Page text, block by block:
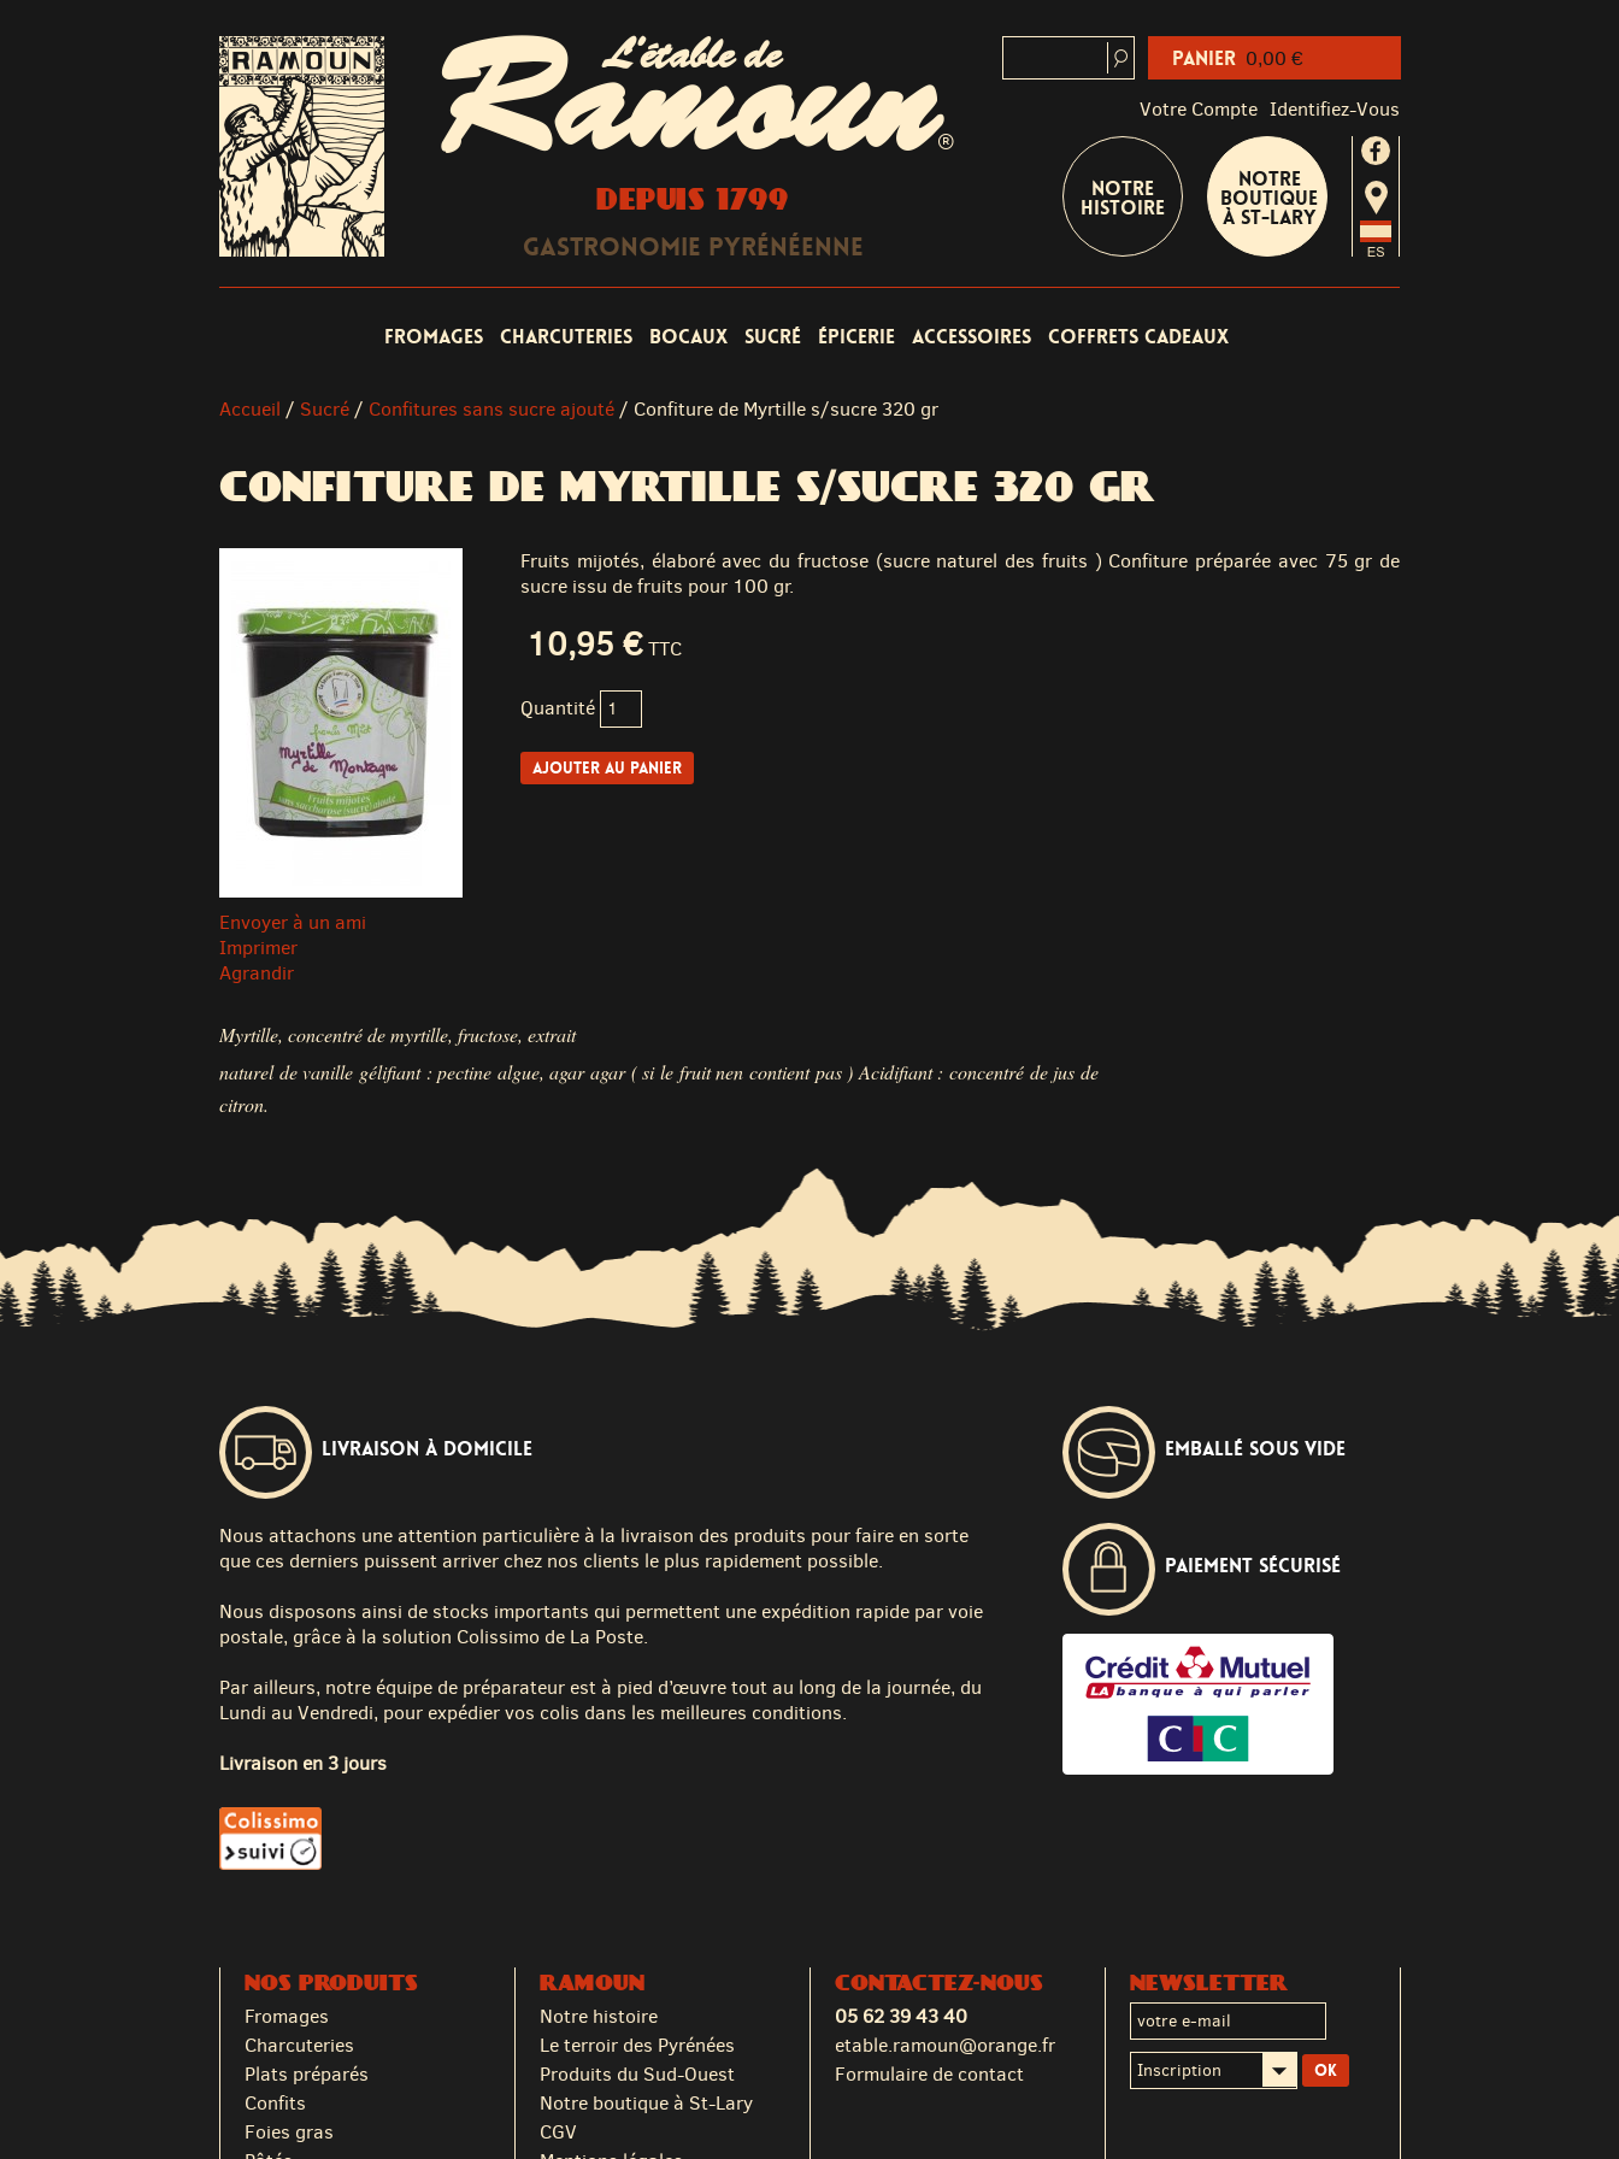
L'étable de
Ramoun®
DEPUIS 1799
Gastronomie Pyrénéenne
Votre Compte Identifiez-Vous
Notre
Histoire
Notre
boutique
à St-Lary
Fromages Charcuteries Bocaux Sucré Épicerie Accessoires Coffrets cadeaux
Accueil / Sucré / Confitures sans sucre ajouté / Confiture de Myrtille s/sucre 320 gr
CONFITURE DE MYRTILLE S/SUCRE 320 GR
Envoyer à un ami
Imprimer
Agrandir
Fruits mijotés, élaboré avec du fructose (sucre naturel des fruits ) Confiture préparée avec 75 gr de
sucre issu de fruits pour 100 gr.
10,95 €TTC
Quantité
Myrtille, concentré de myrtille, fructose, extrait
naturel de vanille gélifiant : pectine algue, agar agar( si le fruit nen contient pas ) Acidifiant : concentré de jus de
citron.
Livraison à domicile
Nous attachons une attention particulière à la livraison des produits pour faire en sorte
que ces derniers puissent arriver chez nos clients le plus rapidement possible.
Nous disposons ainsi de stocks importants qui permettent une expédition rapide par voie
postale, grâce à la solution Colissimo de La Poste.
Par ailleurs, notre équipe de préparateur est à pied d’œuvre tout au long de la journée, du
Lundi au Vendredi, pour expédier vos colis dans les meilleures conditions.
Livraison en 3 jours
Emballé sous vide
Paiement sécurisé
NOS PRODUITS
Fromages
Charcuteries
Plats préparés
Confits
Foies gras
RAMOUN
Notre histoire
Le terroir des Pyrénées
Produits du Sud-Ouest
Notre boutique à St-Lary
CGV
CONTACTEZ-NOUS
05 62 39 43 40
etable.ramoun@orange.fr
Formulaire de contact
NEWSLETTER
Panier 0,00 €